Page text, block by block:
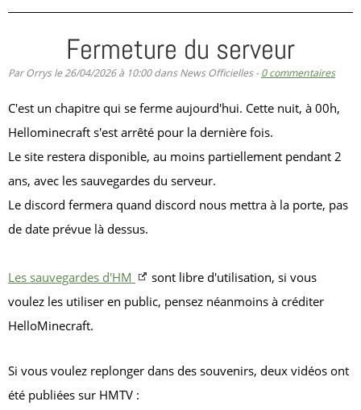
Fermeture du serveur
Par Orrys le 26/04/2026 à 10:00 dans News Officielles -0 commentaires
C'est un chapitre qui se ferme aujourd'hui. Cette nuit, à 00h,
Hellominecraft s'est arrêté pour la dernière fois.
Le site restera disponible, au moins partiellement pendant 2
ans, avec les sauvegardes du serveur.
Le discord fermera quand discord nous mettra à la porte, pas
de date prévue là dessus.
Les sauvegardes d'HM
sont libre d'utilisation, si vous
voulez les utiliser en public, pensez néanmoins à créditer
HelloMinecraft.
Si vous voulez replonger dans des souvenirs, deux vidéos ont
été publiées sur HMTV :